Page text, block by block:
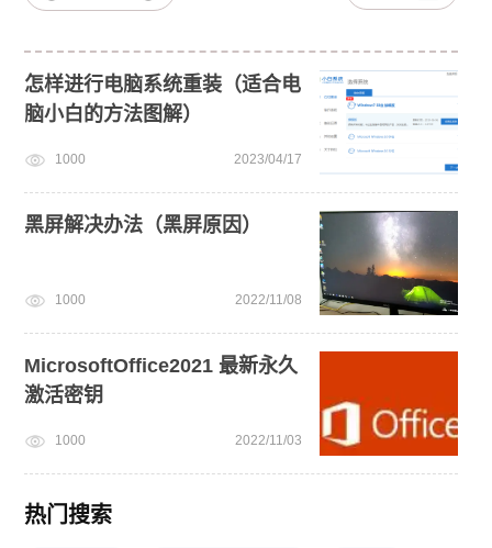
怎样进行电脑系统重装（适合电
脑小白的方法图解）
1000 2023/04/17
黑屏解决办法（黑屏原因）
1000 2022/11/08
MicrosoftOffice2021 最新永久
激活密钥
1000 2022/11/03
热门搜索